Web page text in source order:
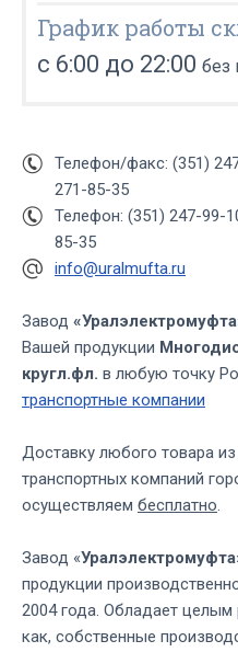
График работы
с 6:00 до 22:00 без
Телефон/факс: (351)
271-85-35
Телефон: (351) 247-99-
85-35
info@uralmufta.ru
Завод
Вашей продукции
кругл.фл. в любую точку
транспортные компании
Доставку любого товара
транспортных компаний
осуществляем бесплатно.
Завод «Уралэлектромуфта
продукции
2004 года. Обладает
как, собственные